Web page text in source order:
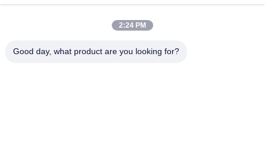
Получите самую
Высокая алюминиевая
кирпича
Получите самую
2:24 PM
Good day, what product are you looking for?